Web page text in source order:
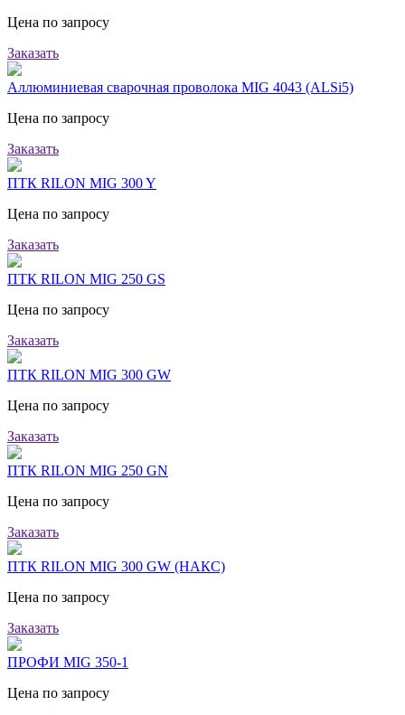
Цена по запросу
Заказать
Аллюминиевая сварочная проволока MIG 4043 (ALSi5)
Цена по запросу
Заказать
ПТК RILON MIG 300 Y
Цена по запросу
Заказать
ПТК RILON MIG 250 GS
Цена по запросу
Заказать
ПТК RILON MIG 300 GW
Цена по запросу
Заказать
ПТК RILON MIG 250 GN
Цена по запросу
Заказать
ПТК RILON MIG 300 GW (НАКС)
Цена по запросу
Заказать
ПРОФИ MIG 350-1
Цена по запросу